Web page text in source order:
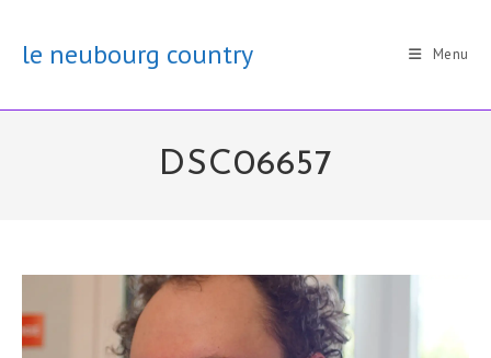
contentle neubourg country Menu
DSC06657